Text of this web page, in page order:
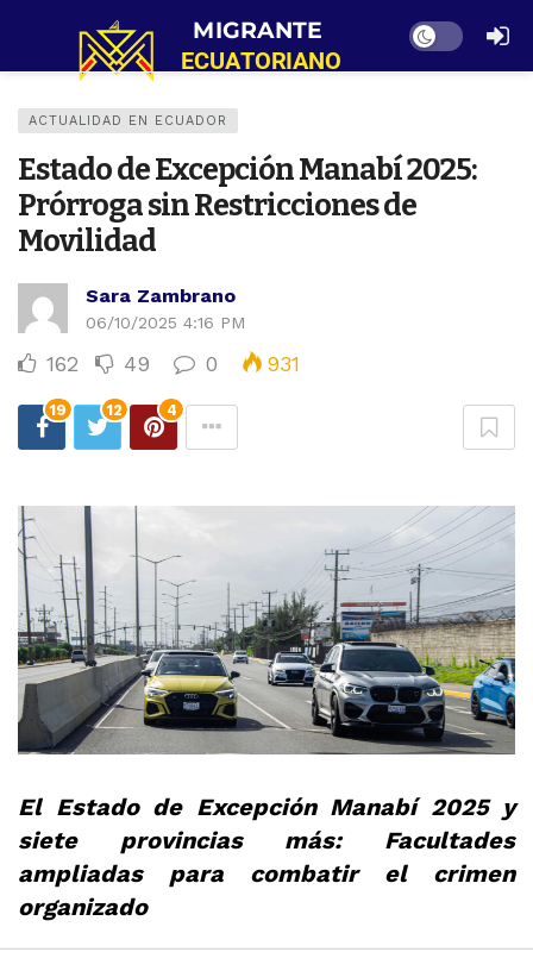
Dark mode
ACTUALIDAD EN ECUADOR
Estado de Excepción Manabí 2025:
Prórroga sin Restricciones de
Movilidad
Sara Zambrano
06/10/2025 4:16 PM
162 49 0 931
19 12 4
El Estado de Excepción Manabí 2025 y
siete provincias más: Facultades
ampliadas para combatir el crimen
organizado